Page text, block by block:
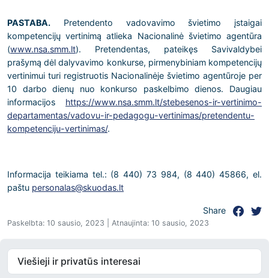
PASTABA. Pretendento vadovavimo švietimo įstaigai
kompetencijų vertinimą atlieka Nacionalinė švietimo agentūra
(www.nsa.smm.lt). Pretendentas, pateikęs Savivaldybei
prašymą dėl dalyvavimo konkurse, pirmenybiniam kompetencijų
vertinimui turi registruotis Nacionalinėje švietimo agentūroje per
10 darbo dienų nuo konkurso paskelbimo dienos. Daugiau
informacijos https://www.nsa.smm.lt/stebesenos-ir-vertinimo-
departamentas/vadovu-ir-pedagogu-vertinimas/pretendentu-
kompetenciju-vertinimas/.
Informacija teikiama tel.: (8 440) 73 984, (8 440) 45866, el.
paštu personalas@skuodas.lt
Share
Paskelbta: 10 sausio, 2023 | Atnaujinta: 10 sausio, 2023
Viešieji ir privatūs interesai